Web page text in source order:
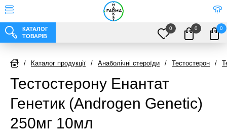
КАТАЛОГ
ТОВАРІВ
0 0 0
/ Каталог продукції / Анаболічні стероїди / Тестостерон /
Тестостерону Енантат
Генетик (Androgen Genetic)
250мг 10мл